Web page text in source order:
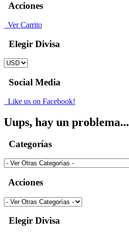
Acciones
Ver Carrito
Elegir Divisa
Social Media
Like us on Facebook!
Uups, hay un problema...
Categorías
Acciones
Elegir Divisa